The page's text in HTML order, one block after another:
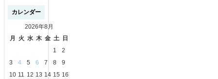
カレンダー
2026年8月
月
火 水 木 金 土
日
1
2
3
4 5 6 7 8
9
10 11 12 13 14 15 16